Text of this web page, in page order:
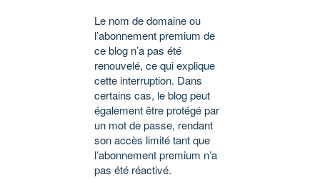
Le nom de domaine ou
l’abonnement premium de
ce blog n’a pas été
renouvelé, ce qui explique
cette interruption. Dans
certains cas, le blog peut
également être protégé par
un mot de passe, rendant
son accès limité tant que
l’abonnement premium n’a
pas été réactivé.